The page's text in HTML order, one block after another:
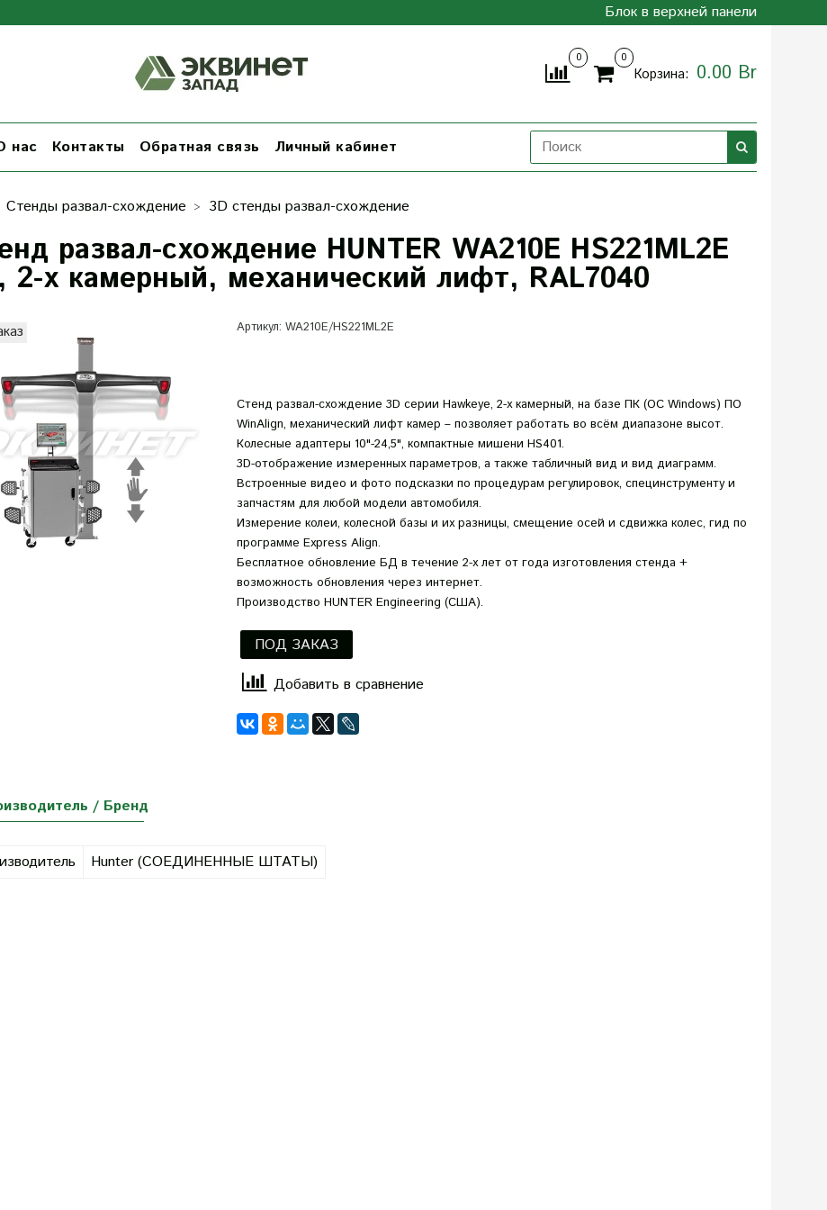
Блок в верхней панели
0 0
Корзина: 0.00 Br
нас Контакты Обратная связь Личный кабинет
Стенды развал-схождение 3D стенды развал-схождение
развал-схождение HUNTER WA210E HS221ML2E
2-x камерный, механический лифт, RAL7040
Артикул: WA210E/HS221ML2E
Стенд развал-схождение 3D серии Hawkeye, 2-х камерный, на базе ПК (ОС Windows) ПО
WinAlign, механический лифт камер – позволяет работать во всём диапазоне высот.
Колесные адаптеры 10"-24,5", компактные мишени HS401.
3D-отображение измеренных параметров, а также табличный вид и вид диаграмм.
Встроенные видео и фото подсказки по процедурам регулировок, специнструменту и
запчастям для любой модели автомобиля.
Измерение колеи, колесной базы и их разницы, смещение осей и сдвижка колес, гид по
программе Express Align.
Бесплатное обновление БД в течение 2-х лет от года изготовления стенда +
возможность обновления через интернет.
Производство HUNTER Engineering (США).
ПОД ЗАКАЗ
Добавить в сравнение
/ Бренд
Hunter (СОЕДИНЕННЫЕ ШТАТЫ)